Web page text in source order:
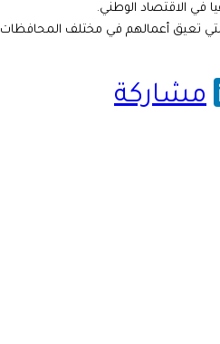
في الاقتصاد الوطني.
تعيق أعمالهم في مختلف
LinkedIn
مشاركة